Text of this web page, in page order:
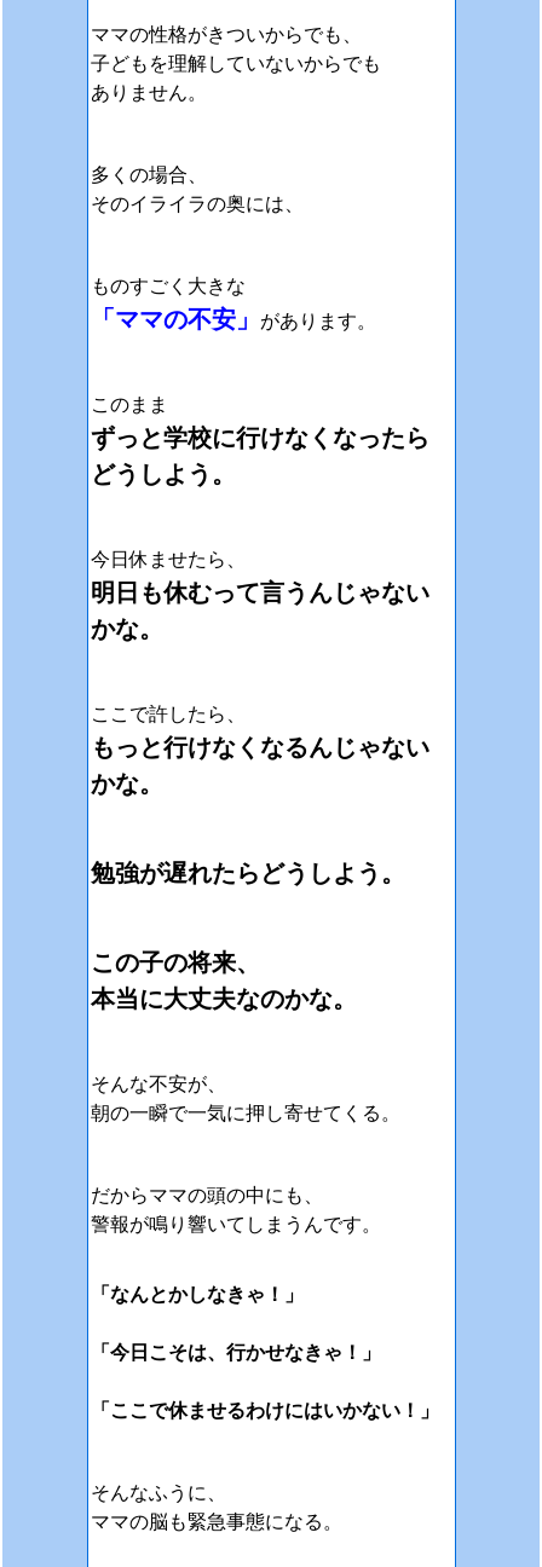
ママの性格がきついからでも、
子どもを理解していないからでも
ありません。
多くの場合、
そのイライラの奥には、
ものすごく大きな
「ママの不安」 があります。
このまま
ずっと学校に行けなくなったら
どうしよう。
今日休ませたら、
明日も休むって言うんじゃない
かな。
ここで許したら、
もっと行けなくなるんじゃない
かな。
勉強が遅れたらどうしよう。
この子の将来、
本当に大丈夫なのかな。
そんな不安が、
朝の一瞬で一気に押し寄せてくる。
だからママの頭の中にも、
警報が鳴り響いてしまうんです。
「なんとかしなきゃ！」
「今日こそは、行かせなきゃ！」
「ここで休ませるわけにはいかない！」
そんなふうに、
ママの脳も緊急事態になる。